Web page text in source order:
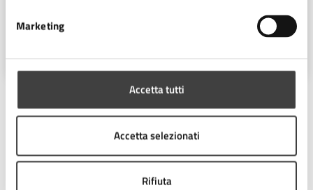
Marketing
Accetta tutti
Accetta selezionati
Rifiuta
Piazza del Popolo 10, Cesena (FC),